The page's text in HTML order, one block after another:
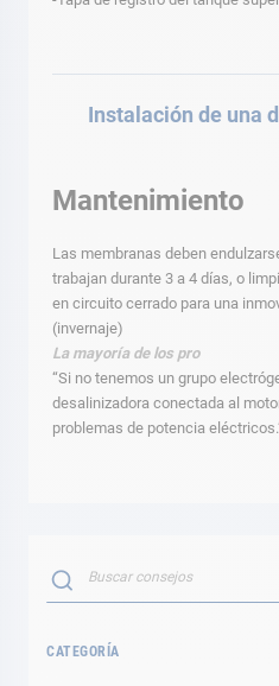
Instalación de una
Mantenimiento
Las membranas deben
trabajan durante 3 a 4 días, o
en circuito cerrado para una
(invernaje)
La mayoría de los pro
“Si no tenemos un grupo
desalinizadora conectada al
problemas de potencia
BUSCAR
CATEGORÍA